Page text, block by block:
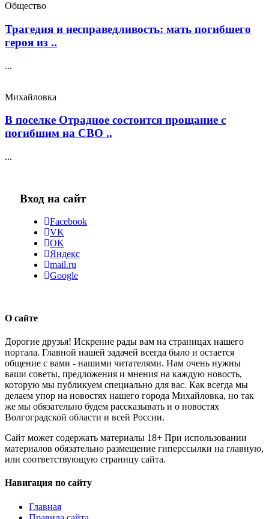
Общество
Трагедия и несправедливость: мать погибшего
героя из ..
...
Михайловка
В поселке Отрадное состоится прощание с
погибшим на СВО ..
...
Вход на сайт
Facebook
VK
OK
Яндекс
mail.ru
Google
О сайте
Дорогие друзья! Искренне рады вам на страницах нашего
портала. Главной нашей задачей всегда было и остается
общение с вами - нашими читателями. Нам очень нужны
ваши советы, предложения и мнения на каждую новость,
которую мы публикуем специально для вас. Как всегда мы
делаем упор на новостях нашего города Михайловка, но так
же мы обязательно будем рассказывать и о новостях
Волгоградской области и всей России.
Сайт может содержать материалы 18+ При использовании
материалов обязательно размещение гиперссылки на главную,
или соответствующую страницу сайта.
Навигация по сайту
Главная